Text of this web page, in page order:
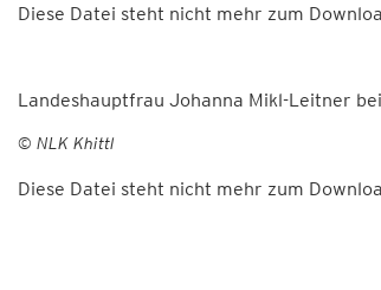
Diese Datei steht nicht mehr zum
Landeshauptfrau Johanna Mikl-Leitner
© NLK Khittl
Diese Datei steht nicht mehr zum